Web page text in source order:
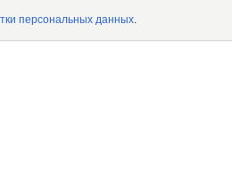
персональных данных.